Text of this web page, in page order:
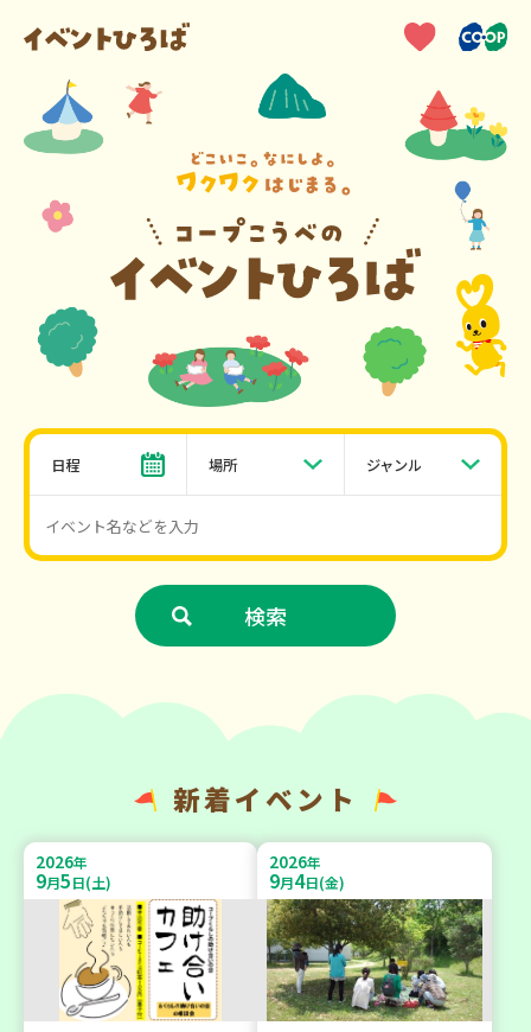
日程 場所 ジャンル
新着イベント
2026年
9月5日(土)
2026年
9月4日(金)